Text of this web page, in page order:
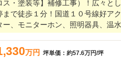
ス・塗装等】補修工事）！広々と
まで徒歩１分！国道１０号線好ア
ー、モニターホン、照明器具、温
万円 坪単価： 約57.6万円/坪